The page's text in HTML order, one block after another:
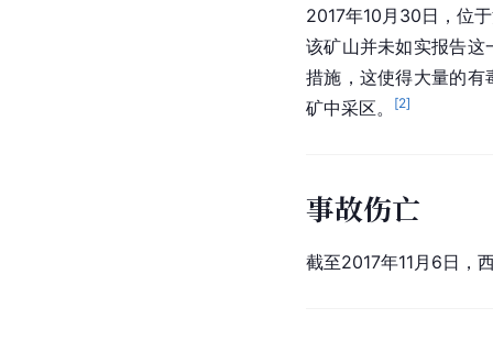
2017年10月30日，位
该矿山并未如实报告这
措施，这使得大量的有
矿中采区。
[2]
事故伤亡
截至2017年11月6日，